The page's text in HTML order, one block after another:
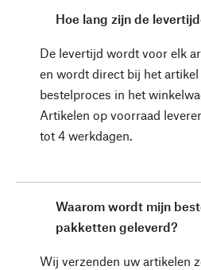
Hoe lang zijn de
De levertijd wordt voor elk
en wordt direct bij het
bestelproces in het
Artikelen op voorraad
tot 4 werkdagen.
Waarom wordt mijn
pakketten geleverd?
Wij verzenden uw artikelen